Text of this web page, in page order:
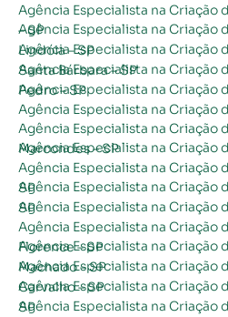
Agência Especialista na Criação
Agência Especialista na Criação de Site em Águas da Prata – SP
Agência Especialista na Criação de Site em Águas de Lindóia – SP
Agência Especialista na Criação de Site em Águas de Santa Bárbara – SP
Agência Especialista na Criação de Site em Águas de São Pedro – SP
Agência Especialista na Criação
Agência Especialista na Criação
Agência Especialista na Criação de Site em Alfredo Marcondes – SP
Agência Especialista na Criação
Agência Especialista na Criação de Site em Altinópolis – SP
Agência Especialista na Criação de Site em Alto Alegre – SP
Agência Especialista na Criação
Agência Especialista na Criação de Site em Álvares Florence – SP
Agência Especialista na Criação de Site em Álvares Machado – SP
Agência Especialista na Criação de Site em Álvaro de Carvalho – SP
Agência Especialista na Criação de Site em Alvinlândia – SP